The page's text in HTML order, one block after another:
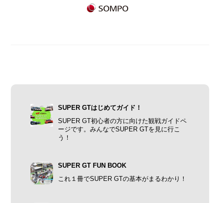
SUPER GTはじめてガイド！
SUPER GT初心者の方に向けた観戦ガイドペ
ージです。みんなでSUPER GTを見に行こ
う！
SUPER GT FUN BOOK
これ１冊でSUPER GTの基本がまるわかり！